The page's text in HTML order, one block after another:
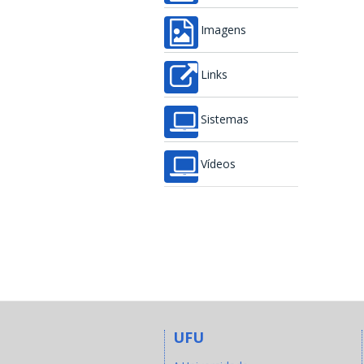
Imagens
Links
Sistemas
Vídeos
UFU